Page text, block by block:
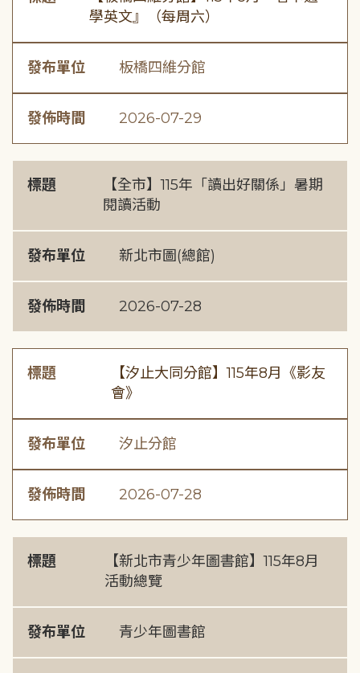
學英文』（每周六）
發布單位 板橋四維分館
發佈時間 2026-07-29
標題
【全市】115年「讀出好關係」暑期
閱讀活動
發布單位 新北市圖(總館)
發佈時間 2026-07-28
標題
【汐止大同分館】115年8月《影友
會》
發布單位 汐止分館
發佈時間 2026-07-28
標題
【新北市青少年圖書館】115年8月
活動總覽
發布單位 青少年圖書館